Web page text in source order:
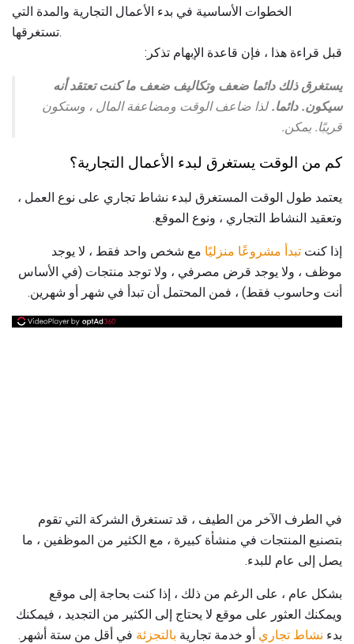
الخطوات الأساسية في بدء الأعمال التجارية والمدة التي
تستغرقها.
قبل قراءة هذا ، فإن قاعدة الإبهام تذكر:
يستغرق ذلك دائما ضعف وتكاليف ضعف ما كنت تعتقد أنه
سيكون. دائما.لذا ضاعف الوقت ومضاعفة المال ، وستكون
قريبًا. يمكن.
كم من الوقت يستغرق لبدء الأعمال التجارية؟
يعتمد طول الوقت المستغرق لبدء نشاط تجاري على نوع العمل ،
وتعقيد النشاط التجاري ، ونوع الموقع.
إذا كنت تبدأ مشروعًا منزليًا مع شخص واحد فقط ، لا يوجد
موظف ، ولا يوجد قرض مصرفي ، ولا توجد منتجات (في الأساس
أنت وحاسوب فقط) ، فمن المحتمل أن تبدأ في شهر أو شهرين.
في الطرف الآخر من الطيف ، قد تستغرق الشركة التي تقوم
بتصنيع المنتجات في منشأة كبيرة ، مع الكثير من الموظفين ، ما
يصل إلى عام للبدء.
بشكل عام ، على الرغم من ذلك ، إذا كنت بحاجة إلى موقع
ويمكنك العثور على موقع لا يحتاج إلى الكثير من التجديد ، فيمكنك
بدء نشاط تجاري أو خدمة تجارية بالتجزئة في أقل من ستة أشهر.